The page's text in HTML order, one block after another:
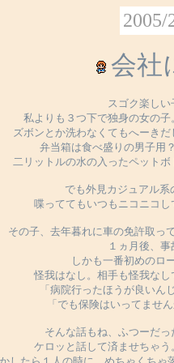
2005/
会社
スゴク楽しい
私よりも３つ下で独身の女の子
ズボンとか洗わなくてもへーき
弁当箱は食べ盛りの男子用
二リットルの水の入ったペットボ
でも外見カジュアル系
喋っててもいつもニコニコし
その子、去年暮れに車の免許取っ
１ヵ月後、事
しかも一番初めのロ
怪我はなし。相手も怪我なし
「病院行ったほうが良いん
「でも保険はいってませ
そんな話もね、ふつーだっ
ケロッと話して済ませちゃう